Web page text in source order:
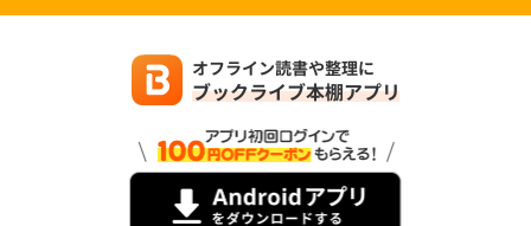
あらすじを表示する
82円 (税込)